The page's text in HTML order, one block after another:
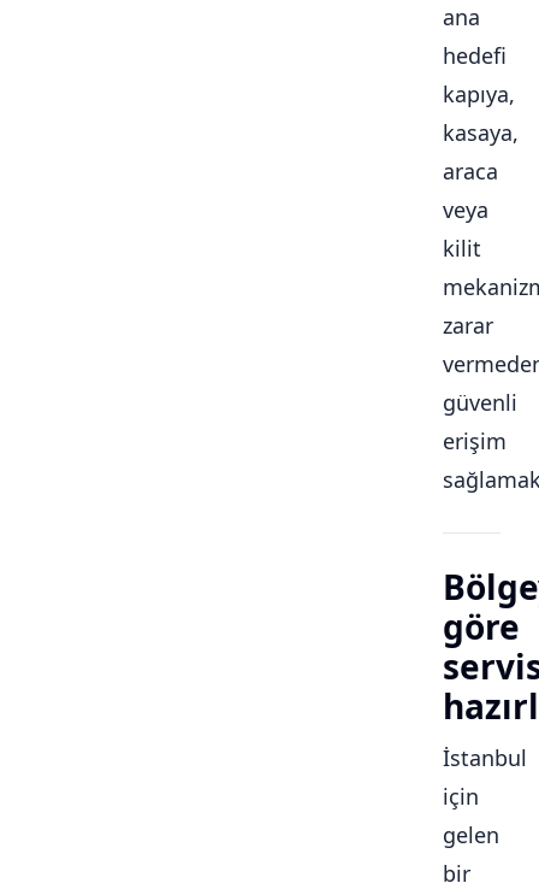
ana
hedefi
kapıya,
kasaya,
araca
veya
kilit
zarar
güvenli
erişim
göre
İstanbul
için
gelen
bir